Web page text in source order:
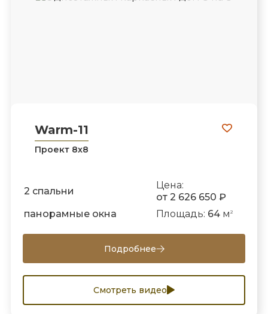
Warm-11
Проект 8х8
2 спальни
Цена:
от 2 626 650 ₽
панорамные окна
Площадь: 64м 2
Подробнее
Смотреть видео